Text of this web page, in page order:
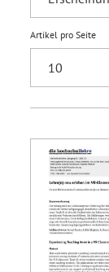
Artikel pro Seite